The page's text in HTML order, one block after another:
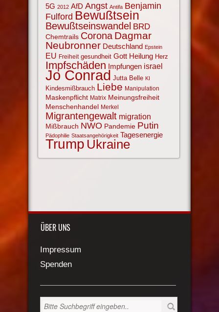
5G 2012 AfD Angst Antifa Benjamin
Fulford Bewußtsein
Bewußtseinswandel BRD
Chemtrails Corona Dagmar
Neubronner Deutschland Epstein
EU Freiheit gesundheit Gott Heilung Herz
Impfschäden Impfungen israel
Jo Conrad Jutta Belle KI
Kindesmißbrauch Liebe Manipulation
Maskenpflicht Matrix Meinungsfreiheit
Menschenhandel Merkel
Migrantengewalt migration
Mißbrauch NWO Pandemie Putin
Pädophilie Staatsangehörigkeit Tagesenergie
Trump Ukraine
ÜBER UNS
Impressum
Spenden